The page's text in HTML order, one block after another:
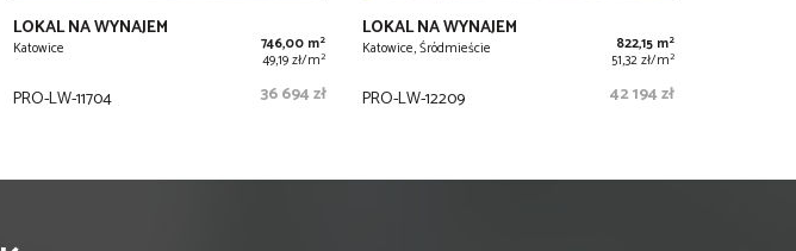
LOKAL NA WYNAJEM
Katowice 746,00 m2
49,19 zł/m2
PRO-LW-11704 36 694 zł
LOKAL NA WYNAJEM
Katowice, Śródmieście 822,15 m2
51,32 zł/m2
PRO-LW-12209 42 194 zł